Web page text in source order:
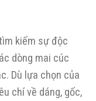
kiếm sự độc
dòng mai cúc
Dù lựa chọn của
chí về dáng, gốc,